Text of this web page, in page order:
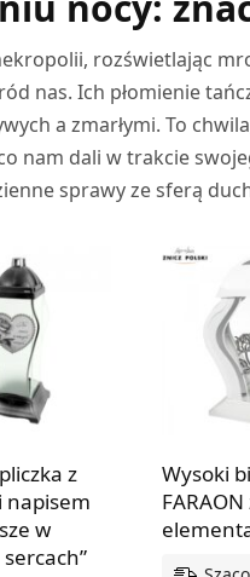
rozświetlając
nas. Ich płomienie
a zmarłymi. To
nam dali w trakcie
sprawy ze sferą
z
napisem
w
Wysoki
FARAON